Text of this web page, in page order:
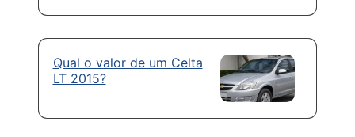
Qual o valor de um Celta
LT 2015?